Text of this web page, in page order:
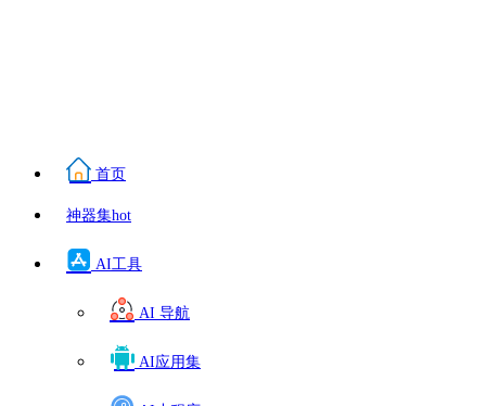
首页
神器集hot
AI工具
AI 导航
AI应用集